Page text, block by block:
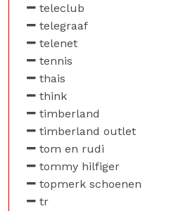
teleclub
telegraaf
telenet
tennis
thais
think
timberland
timberland outlet
tom en rudi
tommy hilfiger
topmerk schoenen
tr